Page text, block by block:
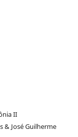
II
& José Guilherme